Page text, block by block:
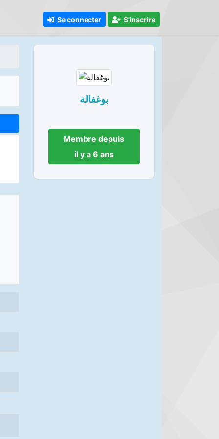
Se connecter S'inscrire
بوغفالة
Membre depuis
il y a 6 ans